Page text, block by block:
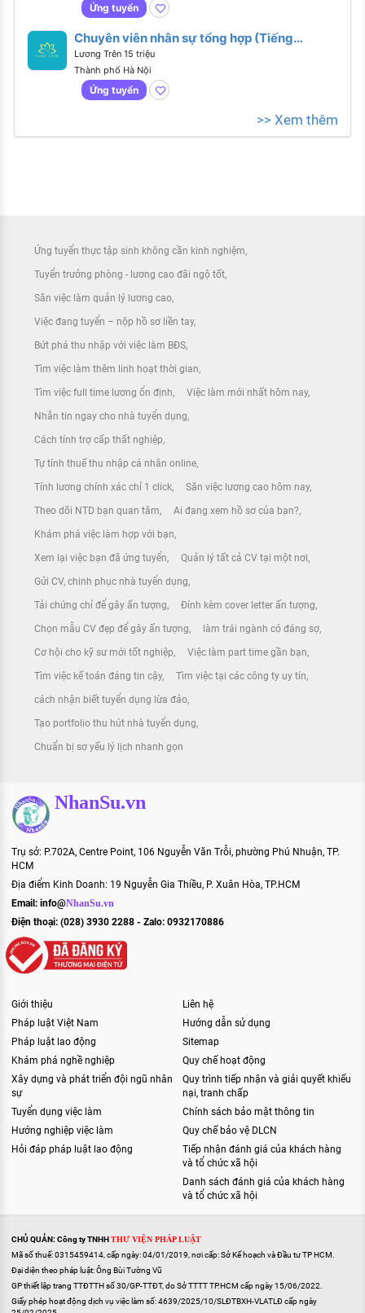
Ứng tuyển
Chuyên viên nhân sự tổng hợp (Tiếng
Anh giao tiếp)
Lương Trên 15 triệu
Thành phố Hà Nội
Ứng tuyển
>> Xem thêm
Ứng tuyển thực tập sinh không cần kinh nghiệm
Tuyển trưởng phòng - lương cao đãi ngộ tốt
Săn việc làm quản lý lương cao
Việc đang tuyển – nộp hồ sơ liền tay
Bứt phá thu nhập với việc làm BĐS
Tìm việc làm thêm linh hoạt thời gian
Tìm việc full time lương ổn định Việc làm mới nhất hôm nay
Nhắn tin ngay cho nhà tuyển dụng
Cách tính trợ cấp thất nghiệp
Tự tính thuế thu nhập cá nhân online
Tính lương chính xác chỉ 1 click Săn việc lương cao hôm nay
Theo dõi NTD bạn quan tâm Ai đang xem hồ sơ của bạn?
Khám phá việc làm hợp với bạn
Xem lại việc bạn đã ứng tuyển Quản lý tất cả CV tại một nơi
Gửi CV, chinh phục nhà tuyển dụng
Tải chứng chỉ để gây ấn tượng Đính kèm cover letter ấn tượng
Chọn mẫu CV đẹp để gây ấn tượng làm trái ngành có đáng sợ
Cơ hội cho kỹ sư mới tốt nghiệp Việc làm part time gần bạn
Tìm việc kế toán đáng tin cậy Tìm việc tại các công ty uy tín
cách nhận biết tuyển dụng lừa đảo
Tạo portfolio thu hút nhà tuyển dụng
Chuẩn bị sơ yếu lý lịch nhanh gọn
NhanSu.vn
Trụ sở: P.702A, Centre Point, 106 Nguyễn Văn Trỗi, phường Phú Nhuận, TP.
HCM
Địa điểm Kinh Doanh: 19 Nguyễn Gia Thiều, P. Xuân Hòa, TP.HCM
Email: info@NhanSu.vn
Điện thoại: (028) 3930 2288 - Zalo: 0932170886
Giới thiệu
Pháp luật Việt Nam
Pháp luật lao động
Khám phá nghề nghiệp
Xây dựng và phát triển đội ngũ nhân
sự
Tuyển dụng việc làm
Hướng nghiệp việc làm
Hỏi đáp pháp luật lao động
Liên hệ
Hướng dẫn sử dụng
Sitemap
Quy chế hoạt động
Quy trình tiếp nhận và giải quyết khiếu
nại, tranh chấp
Chính sách bảo mật thông tin
Quy chế bảo vệ DLCN
Tiếp nhận đánh giá của khách hàng
và tổ chức xã hội
Danh sách đánh giá của khách hàng
và tổ chức xã hội
CHỦ QUẢN: Công ty TNHHTHƯ VIỆN PHÁP LUẬT
Mã số thuế: 0315459414, cấp ngày: 04/01/2019, nơi cấp: Sở Kế hoạch và Đầu tư TP HCM.
Đại diện theo pháp luật: Ông Bùi Tường Vũ
GP thiết lập trang TTĐTTH số 30/GP-TTĐT, do Sở TTTT TP.HCM cấp ngày 15/06/2022.
Giấy phép hoạt động dịch vụ việc làm số: 4639/2025/10/SLĐTBXH-VLATLĐ cấp ngày